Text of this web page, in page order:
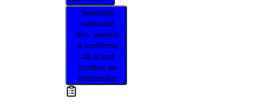
Selectați
vehiculul
dvs. pentru
a confirma
că acest
produs se
potrivește